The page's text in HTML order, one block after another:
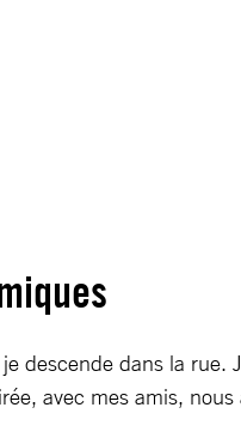
descende dans la
avec mes amis,